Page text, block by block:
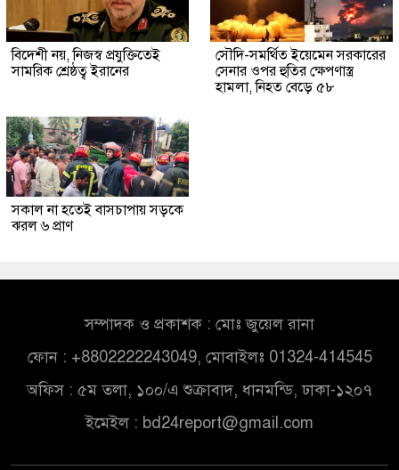
বিদেশী নয়, নিজস্ব প্রযুক্তিতেই
সামরিক শ্রেষ্ঠত্ব ইরানের
সৌদি-সমর্থিত ইয়েমেন সরকারের
সেনার ওপর হুতির ক্ষেপণাস্ত্র
হামলা, নিহত বেড়ে ৫৮
সকাল না হতেই বাসচাপায় সড়কে
ঝরল ৬ প্রাণ
সম্পাদক ও প্রকাশক : মোঃ জুয়েল রানা
ফোন : +8802222243049, মোবাইলঃ 01324-414545
অফিস : ৫ম তলা, ১০০/এ শুক্রাবাদ, ধানমন্ডি, ঢাকা-১২০৭
ইমেইল : bd24report@gmail.com